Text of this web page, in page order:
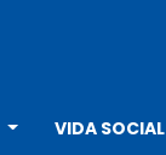
VIDA SOCIAL